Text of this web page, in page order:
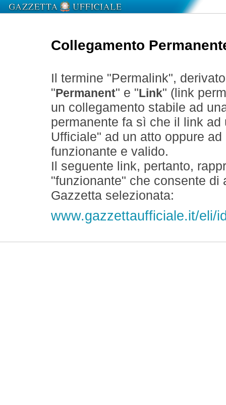
Collegamento
Il termine "Permalink",
" Permanent" e " Link" (link
un collegamento stabile ad
permanente fa sì che il link
Ufficiale" ad un atto oppure
funzionante e valido.
Il seguente link, pertanto,
"funzionante" che consente
Gazzetta selezionata:
www.gazzettaufficiale.it/eli/